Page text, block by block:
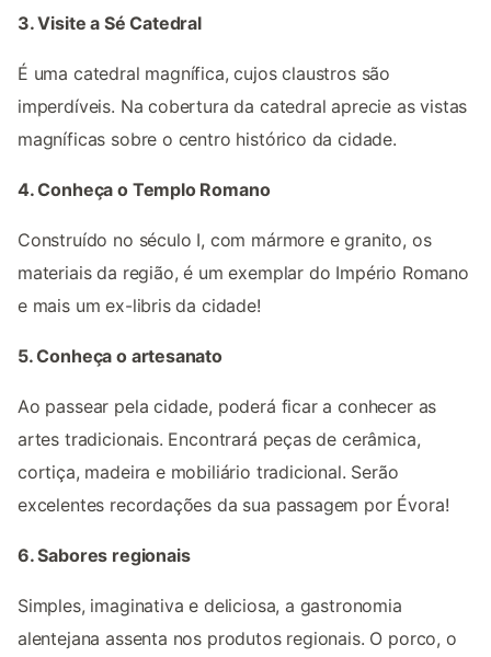
3. Visite a Sé Catedral
É uma catedral magnífica, cujos claustros são
imperdíveis. Na cobertura da catedral aprecie as vistas
magníficas sobre o centro histórico da cidade.
4. Conheça o Templo Romano
Construído no século I, com mármore e granito, os
materiais da região, é um exemplar do Império Romano
e mais um ex-libris da cidade!
5. Conheça o artesanato
Ao passear pela cidade, poderá ficar a conhecer as
artes tradicionais. Encontrará peças de cerâmica,
cortiça, madeira e mobiliário tradicional. Serão
excelentes recordações da sua passagem por Évora!
6. Sabores regionais
Simples, imaginativa e deliciosa, a gastronomia
alentejana assenta nos produtos regionais. O porco, o